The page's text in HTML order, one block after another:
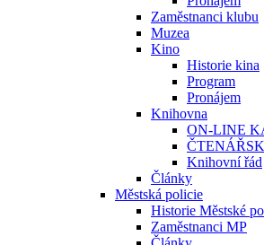
Zaměstnanci klubu
Muzea
Kino
Historie kina
Program
Pronájem
Knihovna
ON-LINE
Knihovní řád
Články
Městská policie
Historie Městské
Zaměstnanci MP